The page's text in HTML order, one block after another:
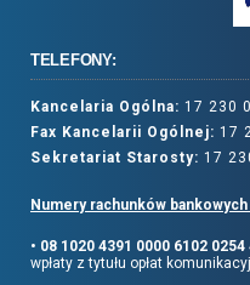
TELEFONY:
Kancelaria Ogólna: 17 230
Fax Kancelarii Ogólnej: 17
Sekretariat Starosty: 17
Numery rachunków bankowych
• 08 1020 4391 0000 6102 0254
wpłaty z tytułu opłat